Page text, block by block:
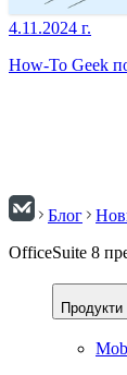
4.11.2024 г.
How-To Geek
Блог
OfficeSuite 8
Продукти